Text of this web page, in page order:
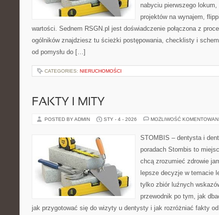
nabyciu pierwszego
projektów na wynajem,
wartości. Sednem RSGN.pl jest doświadczenie połączona z
ogólników znajdziesz tu ścieżki postępowania, checklisty i
od pomysłu do […]
CATEGORIES: NIERUCHOMOŚCI
FAKTY I MITY
POSTED BY ADMIN STY - 4 - 2026 MOŻLIWOŚĆ
STOMBIS – dentysta i
poradach Stombis to
chcą zrozumieć zdrowie
lepsze decyzje w temacie
tylko zbiór luźnych
przewodnik po tym, jak
jak przygotować się do wizyty u dentysty i jak rozróżniać fakty od